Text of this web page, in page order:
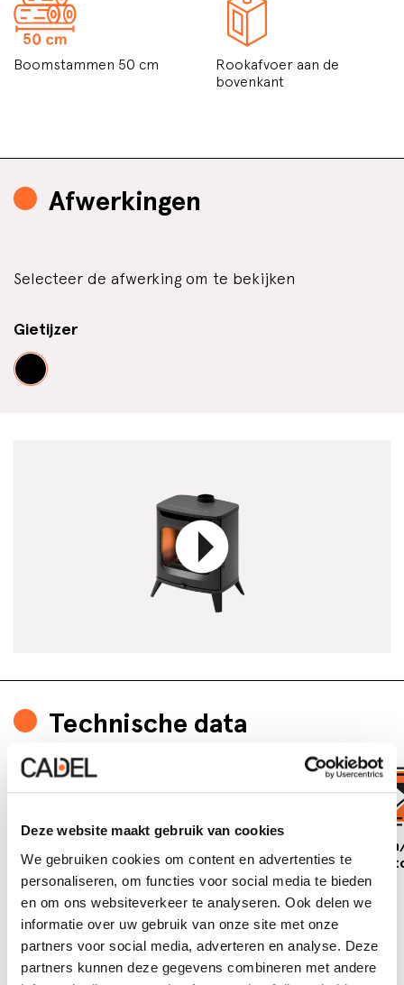
Deze website maakt gebruik van cookies
We gebruiken cookies om content en advertenties te
personaliseren, om functies voor social media te bieden
en om ons websiteverkeer te analyseren. Ook delen we
informatie over uw gebruik van onze site met onze
partners voor social media, adverteren en analyse. Deze
partners kunnen deze gegevens combineren met andere
Boomstammen 50 cm
Rookafvoer aan de
bovenkant
Afwerkingen
Selecteer de afwerking om te bekijken
Gietijzer
Technische data
vermogen
7 kW
verwarmbaar
oppervlakte
196 m
verwarmbaar
oppervlak
72 m